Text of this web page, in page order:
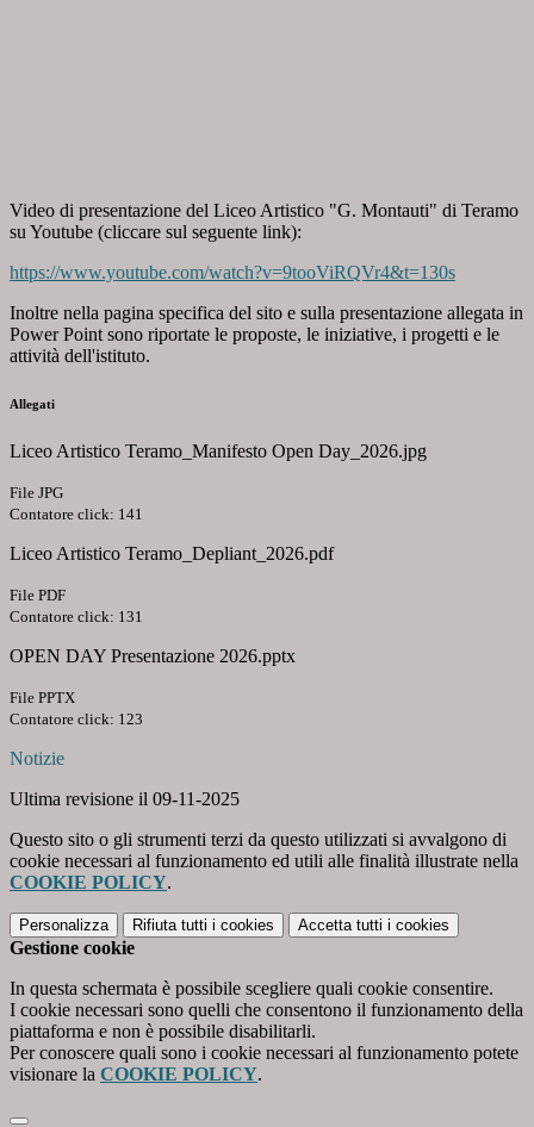
Video di presentazione del Liceo Artistico "G. Montauti" di Teramo
su Youtube (cliccare sul seguente link):
https://www.youtube.com/watch?v=9tooViRQVr4&t=130s
Inoltre nella pagina specifica del sito e sulla presentazione allegata in
Power Point sono riportate le proposte, le iniziative, i progetti e le
attività dell'istituto.
Allegati
Liceo Artistico Teramo_Manifesto Open Day_2026.jpg
File JPG
Contatore click: 141
Liceo Artistico Teramo_Depliant_2026.pdf
File PDF
Contatore click: 131
OPEN DAY Presentazione 2026.pptx
File PPTX
Contatore click: 123
Notizie
Ultima revisione il 09-11-2025
Questo sito o gli strumenti terzi da questo utilizzati si avvalgono di
cookie necessari al funzionamento ed utili alle finalità illustrate nella
COOKIE POLICY.
Personalizza Rifiuta tutti i cookies Accetta tutti i cookies
Gestione cookie
In questa schermata è possibile scegliere quali cookie consentire.
I cookie necessari sono quelli che consentono il funzionamento della
piattaforma e non è possibile disabilitarli.
Per conoscere quali sono i cookie necessari al funzionamento potete
visionare la COOKIE POLICY.